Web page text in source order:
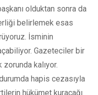
olduktan sonra da
belirlemek esas
İsminin
Gazeteciler bir
kalıyor.
hapis cezasıyla
hükümet kuracağı